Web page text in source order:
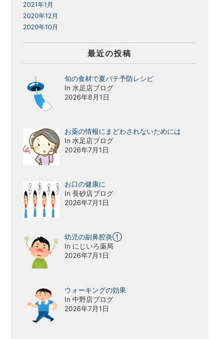
2021年1月
2020年12月
2020年10月
最近の投稿
旬の食材で夏バテ予防レシピ
In 水足店ブログ
2026年8月1日
お薬の情報にまどわされないためには
In 水足店ブログ
2026年7月1日
お口の健康に
In 長砂店ブログ
2026年7月1日
幼児の副鼻腔炎①
In にじいろ薬局
2026年7月1日
ウォーキングの効果
In 中野店ブログ
2026年7月1日